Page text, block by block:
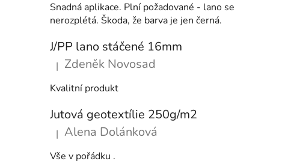
Snadná aplikace. Plní požadované - lano se
nerozplétá. Škoda, že barva je jen černá.
J/PP lano stáčené 16mm
Hodnocení produktu je 5 z 5 hvězdiček.
| Zdeněk Novosad
Kvalitní produkt
Jutová geotextílie 250g/m2
Hodnocení produktu je 5 z 5 hvězdiček.
| Alena Dolánková
Vše v pořádku .